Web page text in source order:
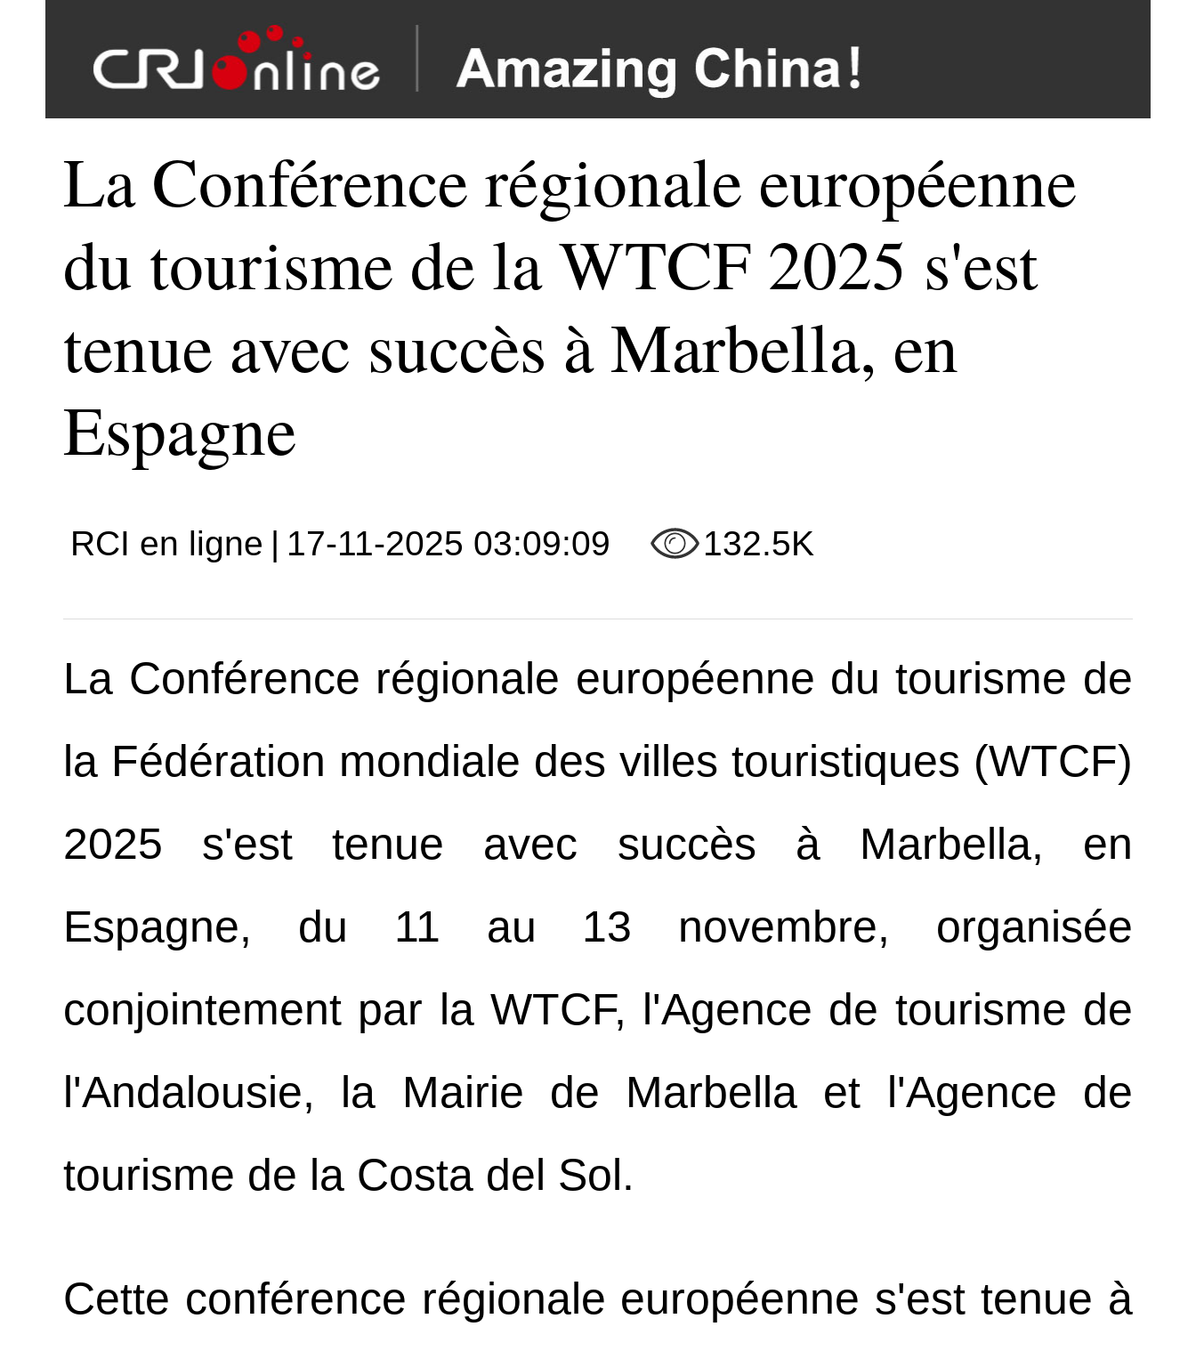
La Conférence régionale européenne
du tourisme de la WTCF 2025 s'est
tenue avec succès à Marbella, en
Espagne
RCI en ligne | 17-11-2025 03:09:09 132.5K
La Conférence régionale européenne du tourisme de
la Fédération mondiale des villes touristiques (WTCF)
2025 s'est tenue avec succès à Marbella, en
Espagne, du 11 au 13 novembre, organisée
conjointement par la WTCF, l'Agence de tourisme de
l'Andalousie, la Mairie de Marbella et l'Agence de
tourisme de la Costa del Sol.
Cette conférence régionale européenne s'est tenue à